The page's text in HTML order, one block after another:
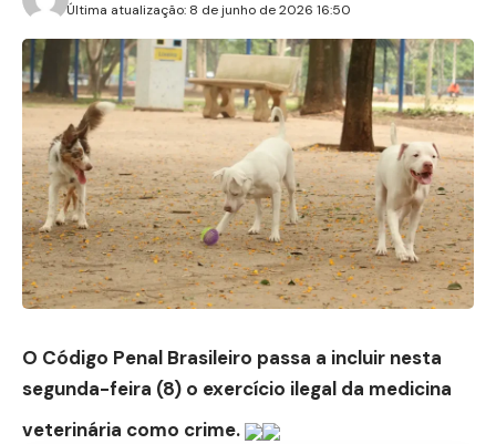
Última atualização: 8 de junho de 2026 16:50
O Código Penal Brasileiro passa a incluir nesta
segunda-feira (8) o exercício ilegal da medicina
veterinária como crime.